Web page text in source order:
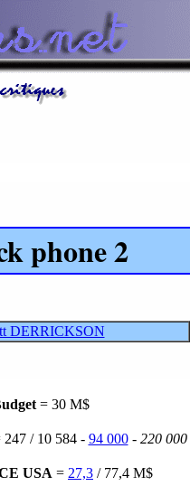
phone 2
DERRICKSON
= 30 M$
/ 10 584 - 94 000- 220 000
USA = 27,3 / 77,4 M$